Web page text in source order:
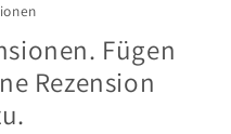
Fügen
Rezension